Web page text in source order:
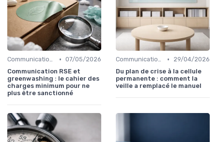
Communication corporate • 07/05/2026
Communication RSE et
greenwashing : le cahier des
charges minimum pour ne
plus être sanctionné
Communication de crise •
29/04/2026
Du plan de crise à la cellule
permanente : comment la
veille a remplacé le manuel